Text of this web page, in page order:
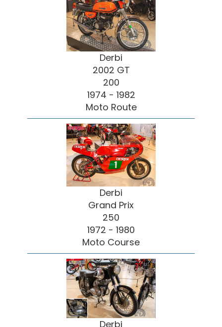
Derbi
2002 GT
200
1974 - 1982
Moto Route
Derbi
Grand Prix
250
1972 - 1980
Moto Course
Derbi